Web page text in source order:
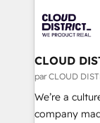
with
faster,
ィブ・エー
門が分立す
を、CRMを軸
思決定者・
HubSpot導入
GTMの見え
CLOUD
par CLOUD
We’re a
company